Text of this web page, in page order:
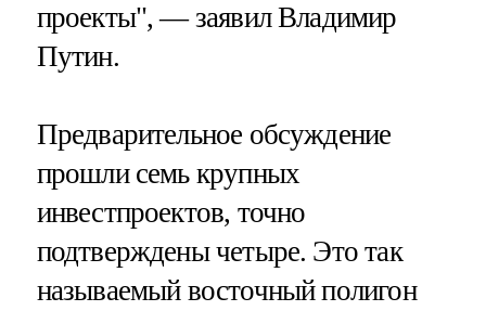
проекты", — заявил Владимир
Путин.
Предварительное обсуждение
прошли семь крупных
инвестпроектов, точно
подтверждены четыре. Это так
называемый восточный полигон